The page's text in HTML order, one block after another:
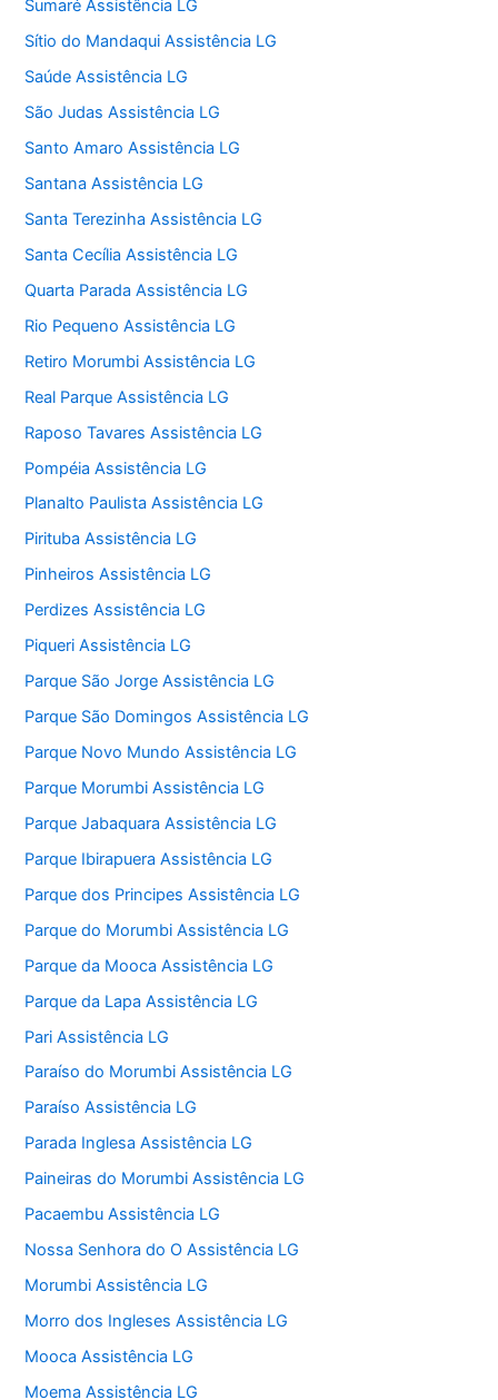
Sumaré Assistência LG
Sítio do Mandaqui Assistência LG
Saúde Assistência LG
São Judas Assistência LG
Santo Amaro Assistência LG
Santana Assistência LG
Santa Terezinha Assistência LG
Santa Cecília Assistência LG
Quarta Parada Assistência LG
Rio Pequeno Assistência LG
Retiro Morumbi Assistência LG
Real Parque Assistência LG
Raposo Tavares Assistência LG
Pompéia Assistência LG
Planalto Paulista Assistência LG
Pirituba Assistência LG
Pinheiros Assistência LG
Perdizes Assistência LG
Piqueri Assistência LG
Parque São Jorge Assistência LG
Parque São Domingos Assistência LG
Parque Novo Mundo Assistência LG
Parque Morumbi Assistência LG
Parque Jabaquara Assistência LG
Parque Ibirapuera Assistência LG
Parque dos Principes Assistência LG
Parque do Morumbi Assistência LG
Parque da Mooca Assistência LG
Parque da Lapa Assistência LG
Pari Assistência LG
Paraíso do Morumbi Assistência LG
Paraíso Assistência LG
Parada Inglesa Assistência LG
Paineiras do Morumbi Assistência LG
Pacaembu Assistência LG
Nossa Senhora do O Assistência LG
Morumbi Assistência LG
Morro dos Ingleses Assistência LG
Mooca Assistência LG
Moema Assistência LG